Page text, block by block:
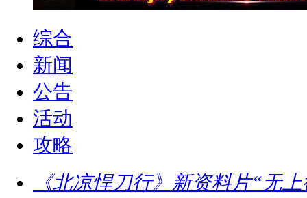
综合
新闻
公告
活动
攻略
《北凉悍刀行》新资料片“无